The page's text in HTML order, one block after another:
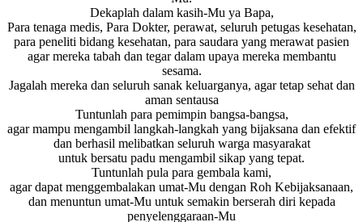
Dekaplah dalam kasih-Mu ya Bapa,
Para tenaga medis, Para Dokter, perawat, seluruh petugas kesehatan,
para peneliti bidang kesehatan, para saudara yang merawat pasien
agar mereka tabah dan tegar dalam upaya mereka membantu
sesama.
Jagalah mereka dan seluruh sanak keluarganya, agar tetap sehat dan
aman sentausa
Tuntunlah para pemimpin bangsa-bangsa,
agar mampu mengambil langkah-langkah yang bijaksana dan efektif
dan berhasil melibatkan seluruh warga masyarakat
untuk bersatu padu mengambil sikap yang tepat.
Tuntunlah pula para gembala kami,
agar dapat menggembalakan umat-Mu dengan Roh Kebijaksanaan,
dan menuntun umat-Mu untuk semakin berserah diri kepada
penyelenggaraan-Mu